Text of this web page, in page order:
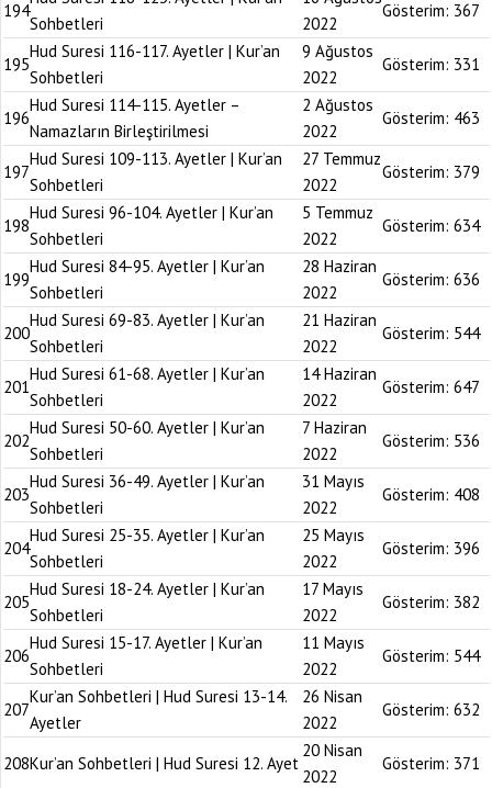
194
Sohbetleri
2022
Gösterim: 367
195
Hud Suresi 116-117. Ayetler | Kur’an
Sohbetleri
9 Ağustos
2022
Gösterim: 331
196
Hud Suresi 114-115. Ayetler –
Namazların Birleştirilmesi
2 Ağustos
2022
Gösterim: 463
197
Hud Suresi 109-113. Ayetler | Kur’an
Sohbetleri
27 Temmuz
2022
Gösterim: 379
198
Hud Suresi 96-104. Ayetler | Kur’an
Sohbetleri
5 Temmuz
2022
Gösterim: 634
199
Hud Suresi 84-95. Ayetler | Kur’an
Sohbetleri
28 Haziran
2022
Gösterim: 636
200
Hud Suresi 69-83. Ayetler | Kur’an
Sohbetleri
21 Haziran
2022
Gösterim: 544
201
Hud Suresi 61-68. Ayetler | Kur’an
Sohbetleri
14 Haziran
2022
Gösterim: 647
202
Hud Suresi 50-60. Ayetler | Kur’an
Sohbetleri
7 Haziran
2022
Gösterim: 536
203
Hud Suresi 36-49. Ayetler | Kur’an
Sohbetleri
31 Mayıs
2022
Gösterim: 408
204
Hud Suresi 25-35. Ayetler | Kur’an
Sohbetleri
25 Mayıs
2022
Gösterim: 396
205
Hud Suresi 18-24. Ayetler | Kur’an
Sohbetleri
17 Mayıs
2022
Gösterim: 382
206
Hud Suresi 15-17. Ayetler | Kur’an
Sohbetleri
11 Mayıs
2022
Gösterim: 544
207
Kur’an Sohbetleri | Hud Suresi 13-14.
Ayetler
26 Nisan
2022
Gösterim: 632
208Kur’an Sohbetleri | Hud Suresi 12. Ayet
20 Nisan
2022
Gösterim: 371